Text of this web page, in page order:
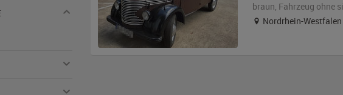
braun, Fahrzeug ohne
Nordrhein-Westfalen